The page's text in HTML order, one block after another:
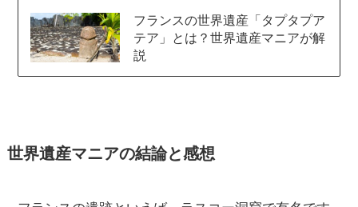
フランスの世界遺産「タプタプア
テア」とは？世界遺産マニアが解
説
世界遺産マニアの結論と感想